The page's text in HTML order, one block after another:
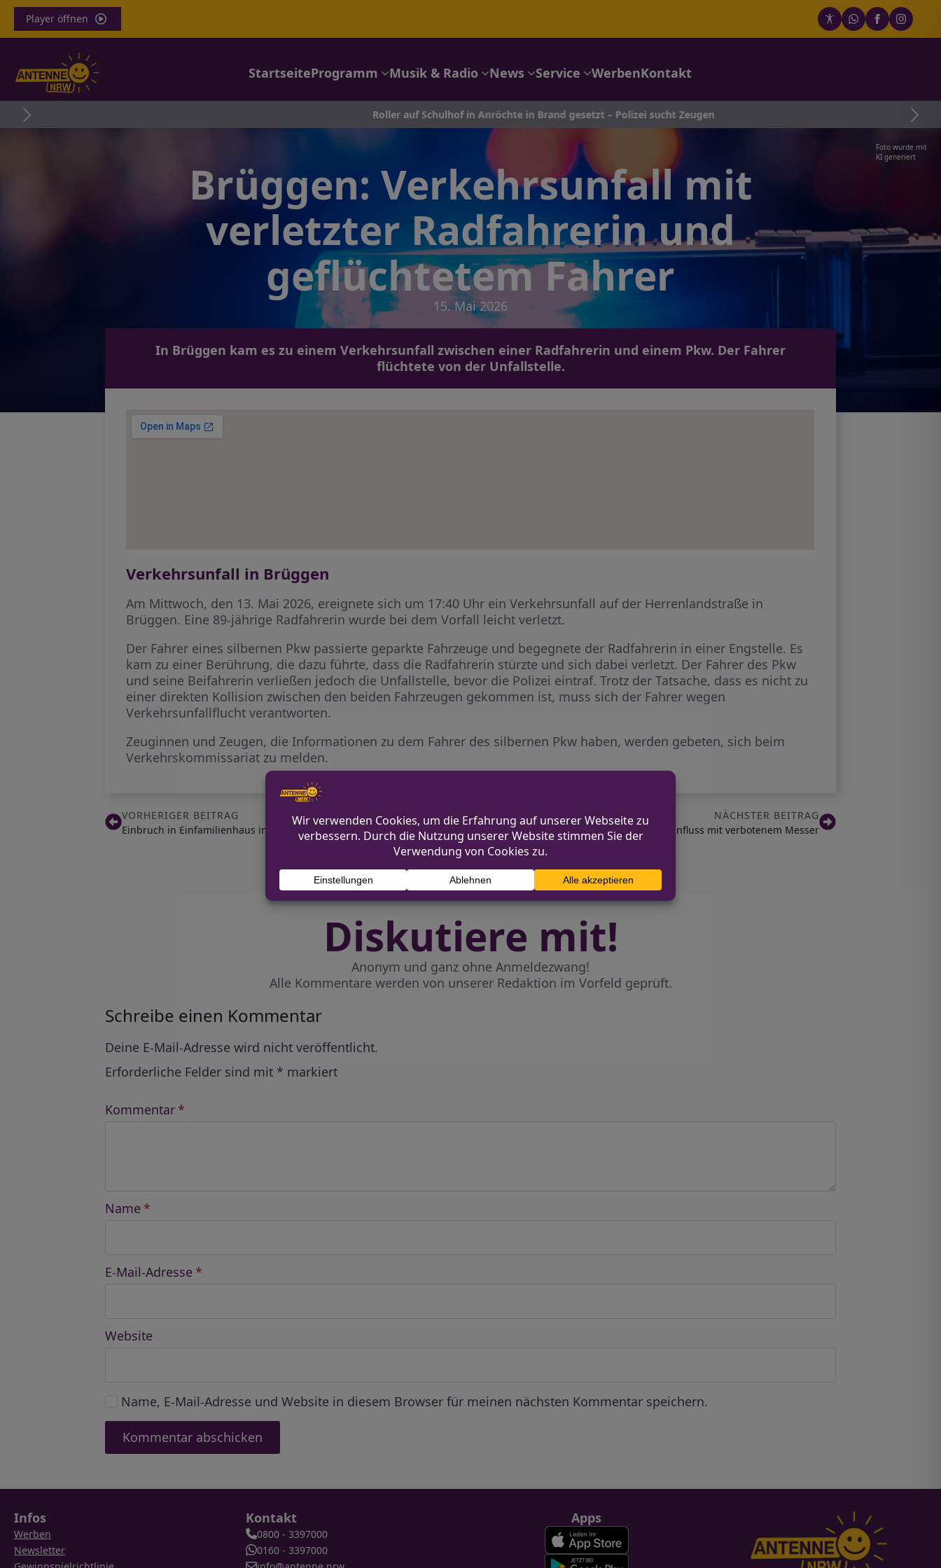
Player öffnen
StartseiteProgramm Musik & Radio News Service WerbenKontakt
Roller auf Schulhof in Anröchte in Brand gesetzt – Polizei sucht Zeugen
Foto wurde mit
KI generiert
Brüggen: Verkehrsunfall mit
verletzter Radfahrerin und
geflüchtetem Fahrer
15. Mai 2026
In Brüggen kam es zu einem Verkehrsunfall zwischen einer Radfahrerin und einem Pkw. Der Fahrer
flüchtete von der Unfallstelle.
Verkehrsunfall in Brüggen
Am Mittwoch, den 13. Mai 2026, ereignete sich um 17:40 Uhr ein Verkehrsunfall auf der Herrenlandstraße in
Brüggen. Eine 89-jährige Radfahrerin wurde bei dem Vorfall leicht verletzt.
Der Fahrer eines silbernen Pkw passierte geparkte Fahrzeuge und begegnete der Radfahrerin in einer Engstelle. Es
kam zu einer Berührung, die dazu führte, dass die Radfahrerin stürzte und sich dabei verletzt. Der Fahrer des Pkw
und seine Beifahrerin verließen jedoch die Unfallstelle, bevor die Polizei eintraf. Trotz der Tatsache, dass es nicht zu
einer direkten Kollision zwischen den beiden Fahrzeugen gekommen ist, muss sich der Fahrer wegen
Verkehrsunfallflucht verantworten.
Zeuginnen und Zeugen, die Informationen zu dem Fahrer des silbernen Pkw haben, werden gebeten, sich beim
Verkehrskommissariat zu melden.
VORHERIGER BEITRAG
Einbruch in Einfamilienhaus in Gladbeck – Fahndung läuft
NÄCHSTER BEITRAG
Tönisvorst: Mann unter Drogeneinfluss mit verbotenem Messer
Diskutiere mit!
Anonym und ganz ohne Anmeldezwang!
Alle Kommentare werden von unserer Redaktion im Vorfeld geprüft.
Schreibe einen Kommentar
Deine E-Mail-Adresse wird nicht veröffentlicht.
Erforderliche Felder sind mit * markiert
Kommentar *
Name *
E-Mail-Adresse *
Website
Name, E-Mail-Adresse und Website in diesem Browser für meinen nächsten Kommentar speichern.
Infos
Werben
Newsletter
Kontakt
0800 - 3397000
0160 - 3397000
Apps